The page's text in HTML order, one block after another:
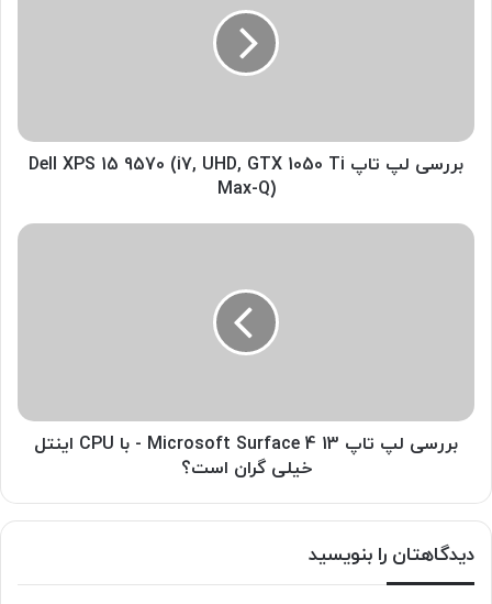
UHD,
GTX
Max-
بررسی لپ تاپ Dell XPS 15 9570 (i7, UHD, GTX 1050 Ti
Max-Q)
بررسی
با
CPU
بررسی لپ تاپ Microsoft Surface 4 13 - با CPU اینتل
خیلی گران است؟
دیدگاهتان را بنویسید